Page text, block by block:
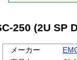
250 (2U SP
メーカー